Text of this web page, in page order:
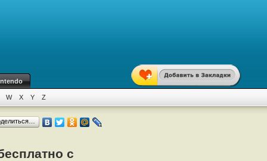
W X Y Z
с